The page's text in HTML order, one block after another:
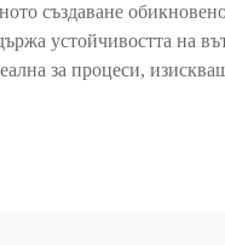
създаване
устойчивостта на
за процеси,